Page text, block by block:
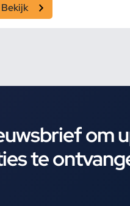
Bekijk
om
te